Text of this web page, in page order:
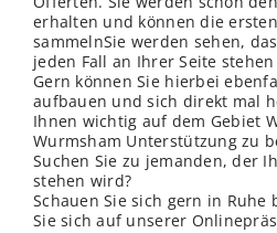
erhalten und können die
sammelnSie werden sehen,
jeden Fall an Ihrer Seite
Gern können Sie hierbei
aufbauen und sich direkt mal
Ihnen wichtig auf dem Gebiet
Wurmsham Unterstützung zu
Suchen Sie zu jemanden, der
stehen wird?
Schauen Sie sich gern in Ruhe
Sie sich auf unserer